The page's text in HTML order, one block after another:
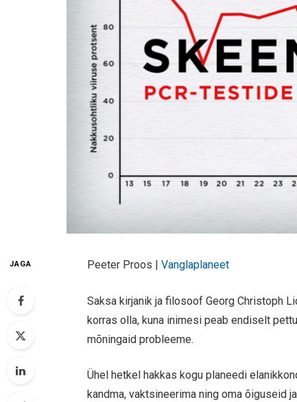
JAGA Peeter Proos |Vanglaplaneet
Saksa kirjanik ja filosoof Georg Christoph
korras olla, kuna inimesi peab endiselt
mõningaid probleeme.
Ühel hetkel hakkas kogu planeedi
kandma, vaktsineerima ning oma õiguseid